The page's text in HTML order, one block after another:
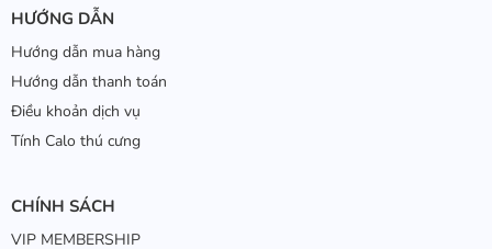
HƯỚNG DẪN
Hướng dẫn mua hàng
Hướng dẫn thanh toán
Điều khoản dịch vụ
Tính Calo thú cưng
CHÍNH SÁCH
VIP MEMBERSHIP